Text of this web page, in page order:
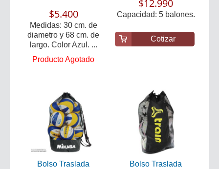
$5.400
Medidas: 30 cm. de
diametro y 68 cm. de
largo. Color Azul. ...
Producto Agotado
$12.990
Capacidad: 5 balones.
Cotizar
Bolso Traslada
Bolso Traslada